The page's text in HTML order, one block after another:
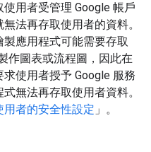
用者受管理 Google 帳戶
法再存取使用者的資料。
應用程式可能需要存取
作圖表或流程圖，因此在
使用者授予 Google 服務
無法再存取使用者資料。
用者的安全性設定 」。